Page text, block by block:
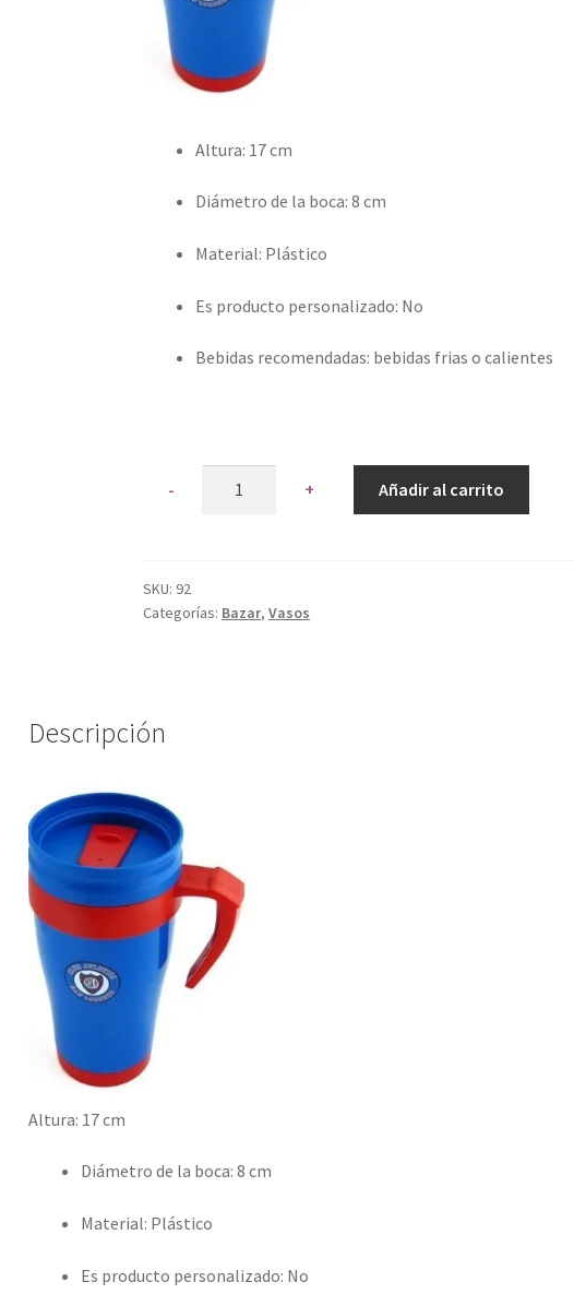
Altura: 17 cm
Diámetro de la boca: 8 cm
Material: Plástico
Es producto personalizado: No
Bebidas recomendadas: bebidas frias o calientes
Añadir al carrito
SKU: 92
Categorías: Bazar, Vasos
Descripción
Altura: 17 cm
Diámetro de la boca: 8 cm
Material: Plástico
Es producto personalizado: No